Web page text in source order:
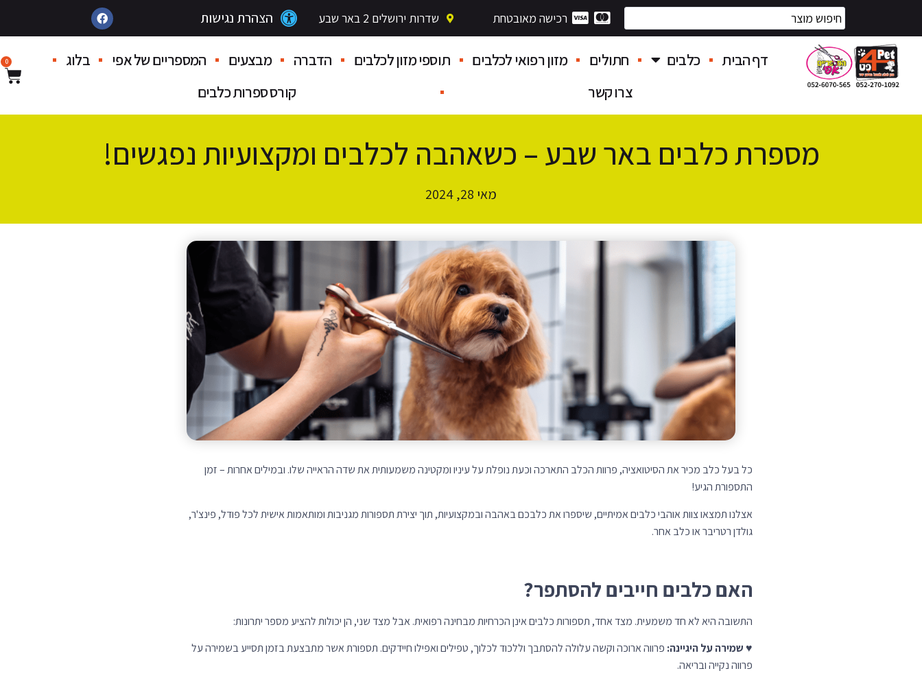
רכישה מאובטחת שדרות ירושלים 2 באר שבע הצהרת נגישות
דף הבית כלבים חתולים מזון רפואי לכלבים תוספי מזון לכלבים הדברה מבצעים המספריים של אפי
בלוג
צרו קשר
קורס ספרות כלבים
0
מספרת כלבים באר שבע – כשאהבה לכלבים ומקצועיות נפגשים!
מאי 28, 2024
כל בעל כלב מכיר את הסיטואציה, פרוות הכלב התארכה וכעת נופלת על עיניו ומקטינה משמעותית את שדה הראייה שלו. ובמילים אחרות – זמן
התספורת הגיע!
אצלנו תמצאו צוות אוהבי כלבים אמיתיים, שיספרו את כלבכם באהבה ובמקצועיות, תוך יצירת תספורות מגניבות ומותאמות אישית לכל פודל, פינצ'ר,
גולדן רטריבר או כלב אחר.
האם כלבים חייבים להסתפר?
התשובה היא לא חד משמעית. מצד אחד, תספורות כלבים אינן הכרחיות מבחינה רפואית. אבל מצד שני, הן יכולות להציע מספר יתרונות:
♥שמירה על היגיינה: פרווה ארוכה וקשה עלולה להסתבך וללכוד לכלוך, טפילים ואפילו חיידקים. תספורת אשר מתבצעת בזמן תסייע בשמירה על
פרווה נקייה ובריאה.